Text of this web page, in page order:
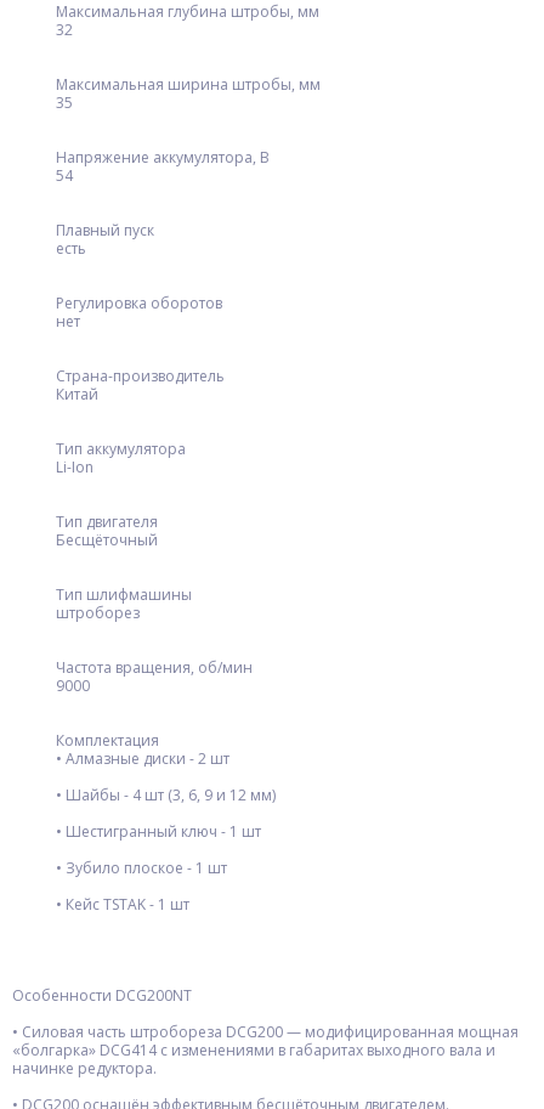
Максимальная глубина штробы, мм
32
Максимальная ширина штробы, мм
35
Напряжение аккумулятора, В
54
Плавный пуск
есть
Регулировка оборотов
нет
Страна-производитель
Китай
Тип аккумулятора
Li-Ion
Тип двигателя
Бесщёточный
Тип шлифмашины
штроборез
Частота вращения, об/мин
9000
Комплектация
• Алмазные диски - 2 шт
• Шайбы - 4 шт (3, 6, 9 и 12 мм)
• Шестигранный ключ - 1 шт
• Зубило плоское - 1 шт
• Кейс TSTAK - 1 шт
Особенности DCG200NT
• Силовая часть штробореза DCG200 — модифицированная мощная
«болгарка» DCG414 с изменениями в габаритах выходного вала и
начинке редуктора.
• DCG200 оснащён эффективным бесщёточным двигателем.